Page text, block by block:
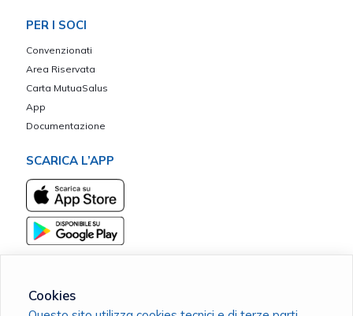
PER I SOCI
Convenzionati
Area Riservata
Carta MutuaSalus
App
Documentazione
SCARICA L’APP
Cookies